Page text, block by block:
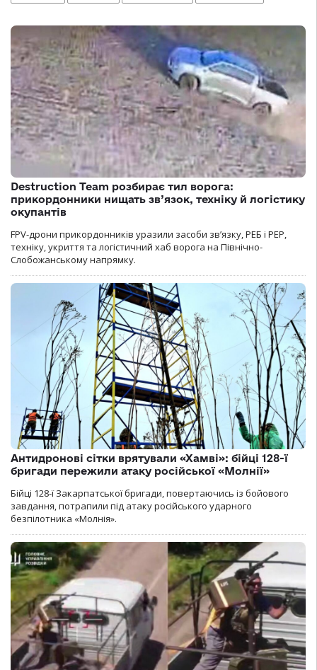
Destruction Team розбирає тил ворога:
прикордонники нищать зв’язок, техніку й логістику
окупантів
FPV-дрони прикордонників уразили засоби зв’язку, РЕБ і РЕР,
техніку, укриття та логістичний хаб ворога на Північно-
Слобожанському напрямку.
Антидронові сітки врятували «Хамві»: бійці 128-ї
бригади пережили атаку російської «Молнії»
Бійці 128-ї Закарпатської бригади, повертаючись із бойового
завдання, потрапили під атаку російського ударного
безпілотника «Молнія».